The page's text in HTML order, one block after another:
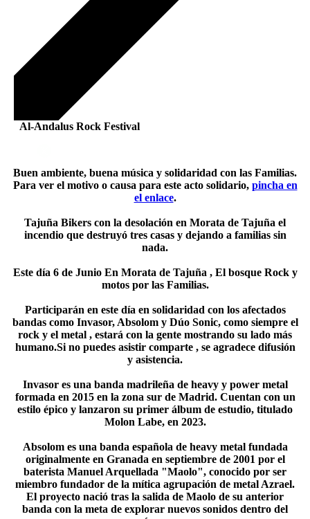
Al-Andalus Rock Festival
Buen ambiente, buena música y solidaridad con las Familias.
Para ver el motivo o causa para este acto solidario, pincha en
el enlace.
Tajuña Bikers con la desolación en Morata de Tajuña el
incendio que destruyó tres casas y dejando a familias sin
nada.
Este día 6 de Junio En Morata de Tajuña , El bosque Rock y
motos por las Familias.
Participarán en este día en solidaridad con los afectados
bandas como Invasor, Absolom y Dúo Sonic, como siempre el
rock y el metal , estará con la gente mostrando su lado más
humano.Si no puedes asistir comparte , se agradece difusión
y asistencia.
Invasor es una banda madrileña de heavy y power metal
formada en 2015 en la zona sur de Madrid. Cuentan con un
estilo épico y lanzaron su primer álbum de estudio, titulado
Molon Labe, en 2023.
Absolom es una banda española de heavy metal fundada
originalmente en Granada en septiembre de 2001 por el
baterista Manuel Arquellada "Maolo", conocido por ser
miembro fundador de la mítica agrupación de metal Azrael.
El proyecto nació tras la salida de Maolo de su anterior
banda con la meta de explorar nuevos sonidos dentro del